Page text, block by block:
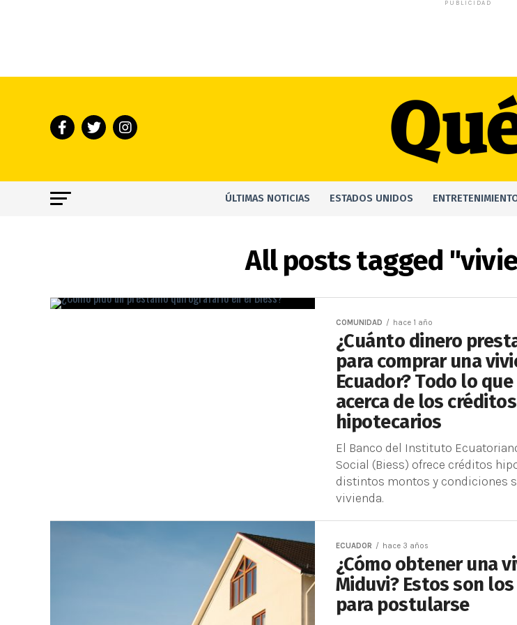
PUBLICIDAD
ÚLTIMAS NOTICIAS ESTADOS UNIDOS
All posts tagged
COMUNIDAD hace 1 año
¿Cuánto dinero
para comprar una
Ecuador? Todo lo
acerca de los créditos
hipotecarios
El Banco del Instituto
Social (Biess) ofrece créditos
distintos montos y condiciones
vivienda.
ECUADOR hace 3 años
¿Cómo obtener una
Miduvi? Estos son
para postularse